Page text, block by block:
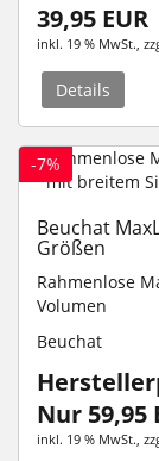
39,95 EUR
inkl. 19 % MwSt. ,
Details
-7%
Beuchat
Größen
Rahmenlose
Volumen
Beuchat
Nur 59,95
inkl. 19 % MwSt. ,